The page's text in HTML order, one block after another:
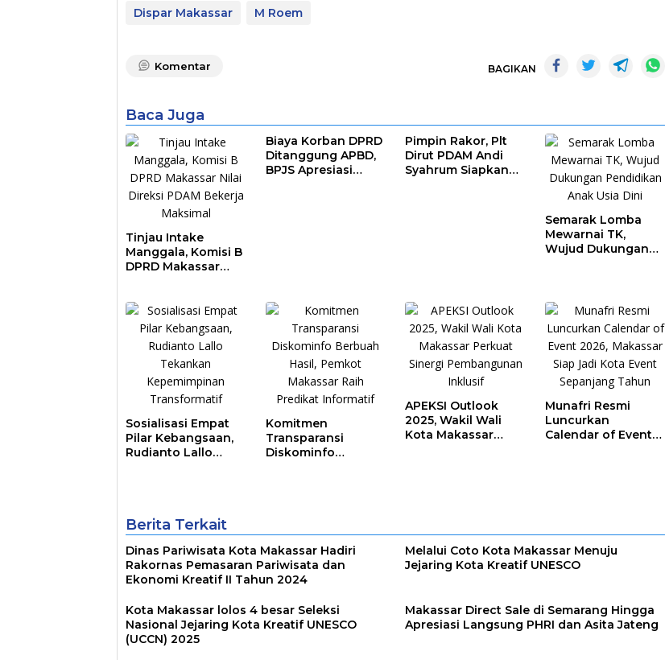
Dispar Makassar M Roem
Komentar BAGIKAN
Baca Juga
Tinjau Intake
Manggala, Komisi B
DPRD Makassar
Biaya Korban DPRD
Ditanggung APBD,
BPJS Apresiasi
Pimpin Rakor, Plt
Dirut PDAM Andi
Syahrum Siapkan
Semarak Lomba
Mewarnai TK,
Wujud Dukungan
Sosialisasi Empat
Pilar Kebangsaan,
Rudianto Lallo
Komitmen
Transparansi
Diskominfo
APEKSI Outlook
2025, Wakil Wali
Kota Makassar
Munafri Resmi
Luncurkan
Calendar of Event
Berita Terkait
Dinas Pariwisata Kota Makassar Hadiri
Rakornas Pemasaran Pariwisata dan
Ekonomi Kreatif II Tahun 2024
Melalui Coto Kota Makassar Menuju
Jejaring Kota Kreatif UNESCO
Kota Makassar lolos 4 besar Seleksi
Nasional Jejaring Kota Kreatif UNESCO
(UCCN) 2025
Makassar Direct Sale di Semarang Hingga
Apresiasi Langsung PHRI dan Asita Jateng